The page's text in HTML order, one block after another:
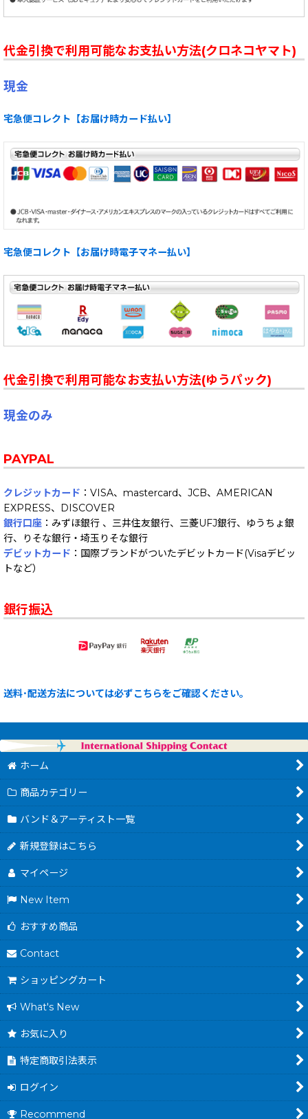
代金引換で利用可能なお支払い方法(クロネコヤマト)
現金
宅急便コレクト【お届け時カード払い】
宅急便コレクト【お届け時電子マネー払い】
代金引換で利用可能なお支払い方法(ゆうパック)
現金のみ
PAYPAL
クレジットカード ：VISA、mastercard、JCB、AMERICAN
EXPRESS、DISCOVER
銀行口座 ：みずほ銀行 、三井住友銀行、三菱UFJ銀行、ゆうちょ銀
行、りそな銀行・埼玉りそな銀行
デビットカード ：国際ブランドがついたデビットカード(Visaデビッ
トなど）
銀行振込
送料･配送方法については必ずこちらをご確認ください。
ホーム
商品カテゴリー
バンド＆アーティスト一覧
新規登録はこちら
マイページ
New Item
おすすめ商品
Contact
ショッピングカート
What's New
お気に入り
特定商取引法表示
ログイン
Recommend